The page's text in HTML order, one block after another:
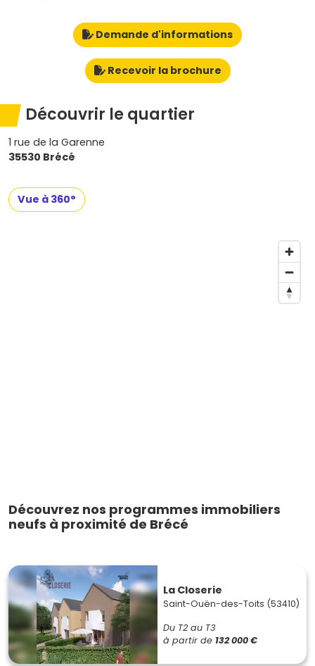
Demande d'informations
Recevoir la brochure
Découvrir le quartier
1 rue de la Garenne
35530 Brécé
Vue à 360°
Découvrez nos programmes immobiliers
neufs à proximité de Brécé
La Closerie
Saint-Ouën-des-Toits (53410)
Du T2 au T3
à partir de 132 000 €